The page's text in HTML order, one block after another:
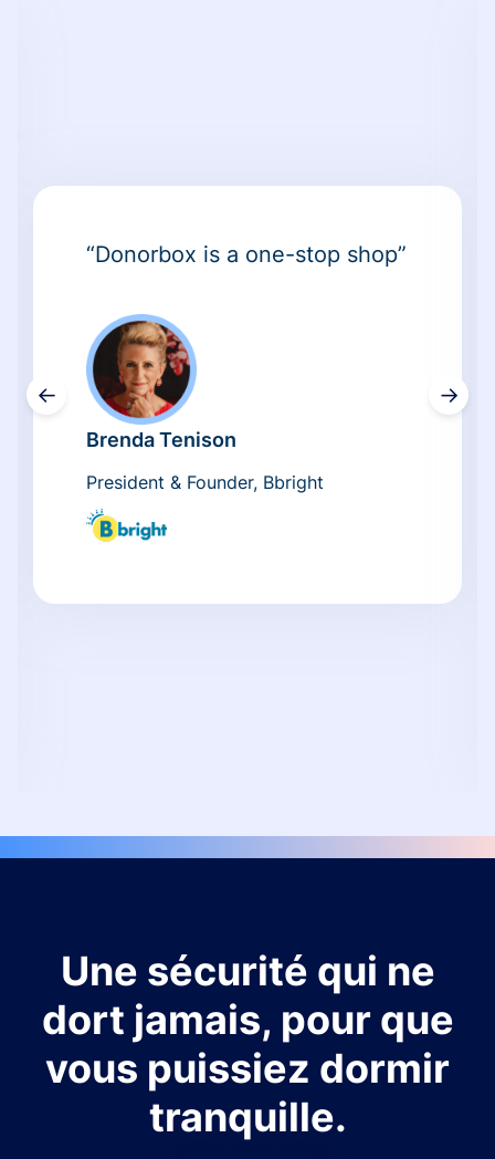
←
“Donorbox is a one-stop shop”
Brenda Tenison
President & Founder, Bbright
→
Une sécurité qui ne
dort jamais, pour que
vous puissiez dormir
tranquille.